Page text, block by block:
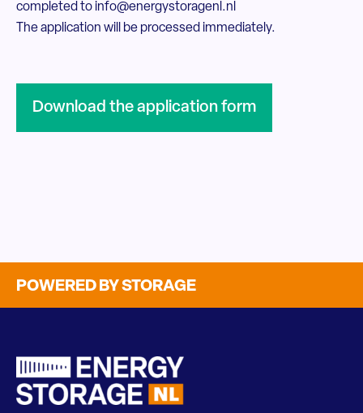
completed to info@energystoragenl.nl
The application will be processed immediately.
Download the application form
POWERED BY STORAGE